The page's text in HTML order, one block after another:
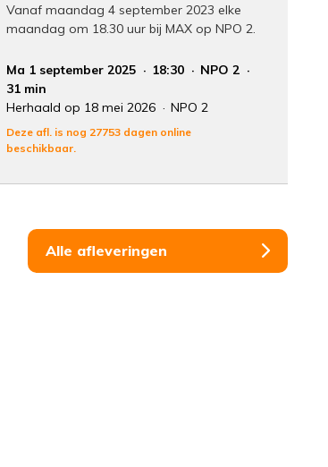
Vanaf maandag 4 september 2023 elke
maandag om 18.30 uur bij MAX op NPO 2.
Ma 1 september 2025 18:30
NPO 2
31 min
Herhaald op 18 mei 2026
NPO 2
Deze afl. is nog 27753 dagen online
beschikbaar.
Alle afleveringen